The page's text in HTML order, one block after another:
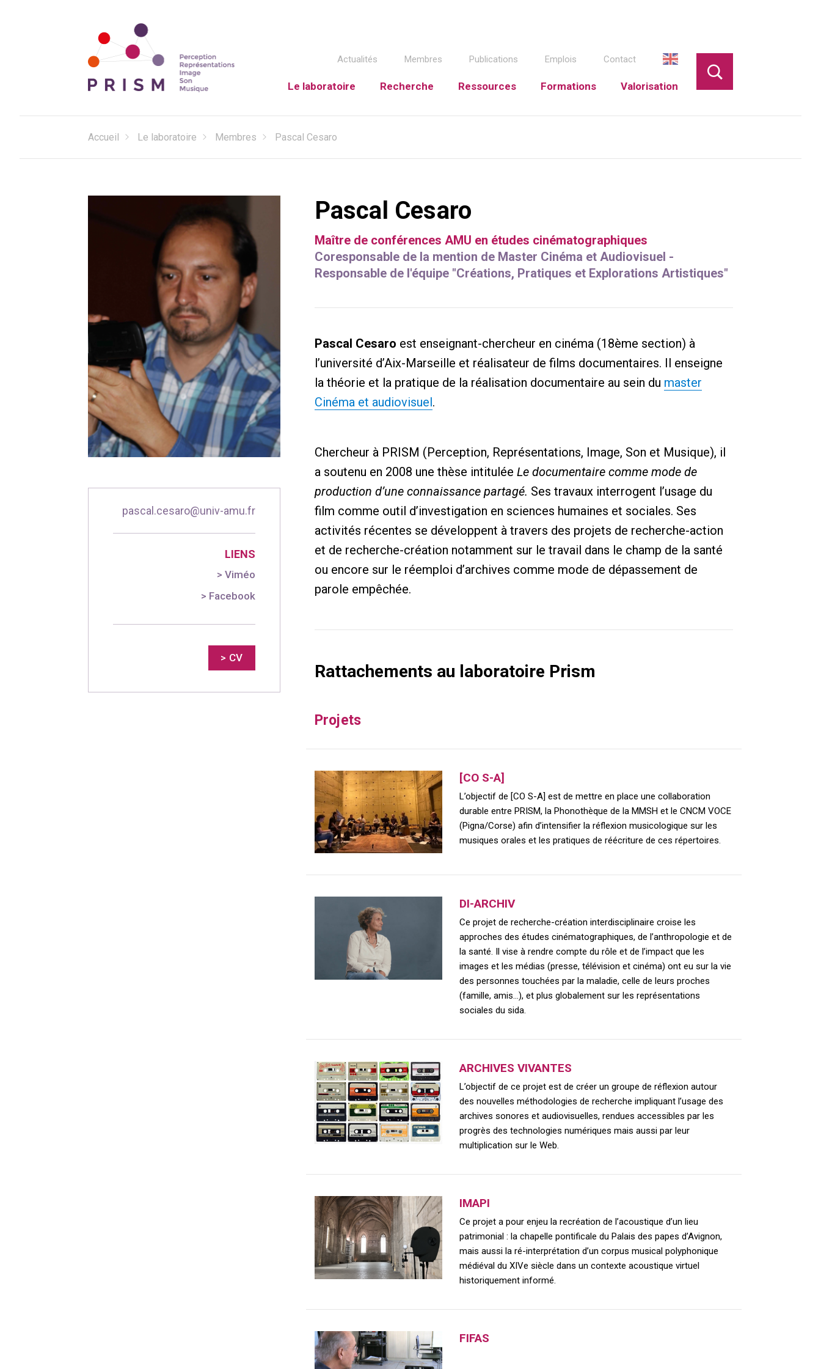
Laboratoire PRISM
Actualités Membres Publications Emplois Contact
Le laboratoire Recherche Ressources Formations Valorisation
Accueil Le laboratoire Membres Pascal Cesaro
pascal.cesaro@univ-amu.fr
LIENS
> Viméo
> Facebook
> CV
Pascal Cesaro
Maître de conférences AMU en études cinématographiques
Coresponsable de la mention de Master Cinéma et Audiovisuel -
Responsable de l'équipe "Créations, Pratiques et Explorations Artistiques"
Pascal Cesaro est enseignant-chercheur en cinéma (18ème section) à
l’université d’Aix-Marseille et réalisateur de films documentaires. Il enseigne
la théorie et la pratique de la réalisation documentaire au sein du master
Cinéma et audiovisuel.
Chercheur à PRISM (Perception, Représentations, Image, Son et Musique), il
a soutenu en 2008 une thèse intitulée Le documentaire comme mode de
production d’une connaissance partagé. Ses travaux interrogent l’usage du
film comme outil d’investigation en sciences humaines et sociales. Ses
activités récentes se développent à travers des projets de recherche-action
et de recherche-création notamment sur le travail dans le champ de la santé
ou encore sur le réemploi d’archives comme mode de dépassement de
parole empêchée.
Rattachements au laboratoire Prism
Projets
[CO S-A]
L’objectif de [CO S-A] est de mettre en place une collaboration
durable entre PRISM, la Phonothèque de la MMSH et le CNCM VOCE
(Pigna/Corse) afin d’intensifier la réflexion musicologique sur les
musiques orales et les pratiques de réécriture de ces répertoires.
DI-ARCHIV
Ce projet de recherche-création interdisciplinaire croise les
approches des études cinématographiques, de l’anthropologie et de
la santé. Il vise à rendre compte du rôle et de l’impact que les
images et les médias (presse, télévision et cinéma) ont eu sur la vie
des personnes touchées par la maladie, celle de leurs proches
(famille, amis…), et plus globalement sur les représentations
sociales du sida.
ARCHIVES VIVANTES
L’objectif de ce projet est de créer un groupe de réflexion autour
des nouvelles méthodologies de recherche impliquant l’usage des
archives sonores et audiovisuelles, rendues accessibles par les
progrès des technologies numériques mais aussi par leur
multiplication sur le Web.
IMAPI
Ce projet a pour enjeu la recréation de l’acoustique d’un lieu
patrimonial : la chapelle pontificale du Palais des papes d’Avignon,
mais aussi la ré-interprétation d’un corpus musical polyphonique
médiéval du XIVe siècle dans un contexte acoustique virtuel
historiquement informé.
FIFAS